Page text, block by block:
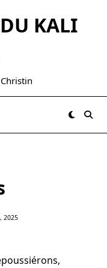
KALI
2025